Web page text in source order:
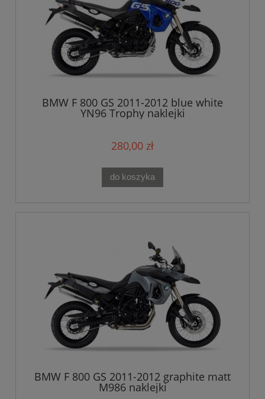
BMW F 800 GS 2011-2012 blue white
YN96 Trophy naklejki
280,00 zł
do koszyka
BMW F 800 GS 2011-2012 graphite matt
M986 naklejki